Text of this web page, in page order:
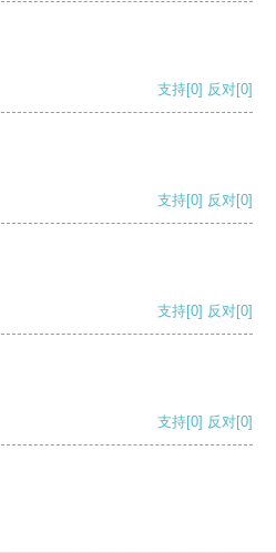
支持[0] 反对[0]
支持[0] 反对[0]
支持[0] 反对[0]
支持[0] 反对[0]